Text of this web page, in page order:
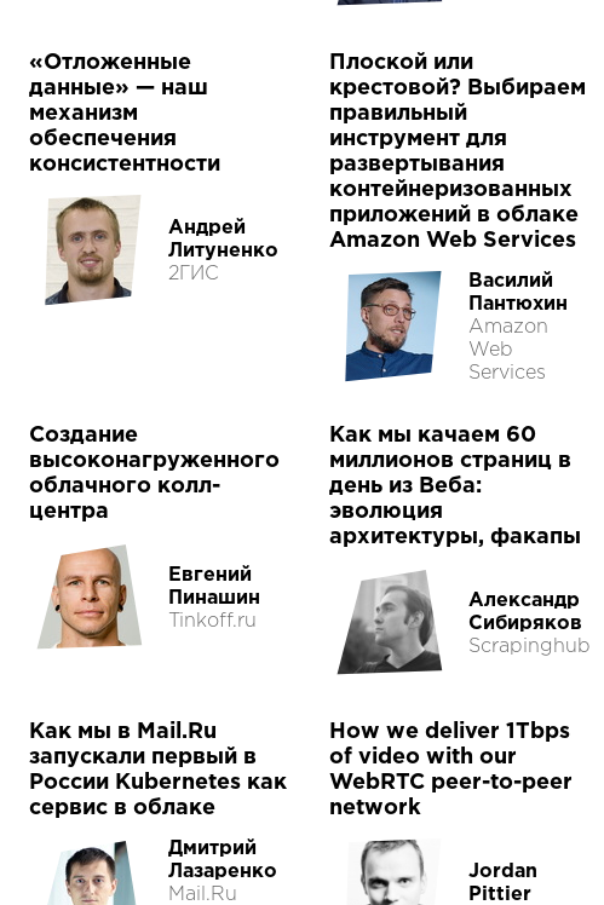
«Отложенные
данные» — наш
механизм
обеспечения
консистентности
Андрей
Литуненко
2ГИС
Плоской или
крестовой? Выбираем
правильный
инструмент для
развертывания
контейнеризованных
приложений в облаке
Amazon Web Services
Василий
Пантюхин
Amazon
Web
Services
Создание
высоконагруженного
облачного колл-
центра
Евгений
Пинашин
Tinkoff.ru
Как мы качаем 60
миллионов страниц в
день из Веба:
эволюция
архитектуры, факапы
Александр
Сибиряков
Scrapinghub
Как мы в Mail.Ru
запускали первый в
России Kubernetes как
сервис в облаке
Дмитрий
Лазаренко
Mail.Ru
How we deliver 1Tbps
of video with our
WebRTC peer-to-peer
network
Jordan
Pittier